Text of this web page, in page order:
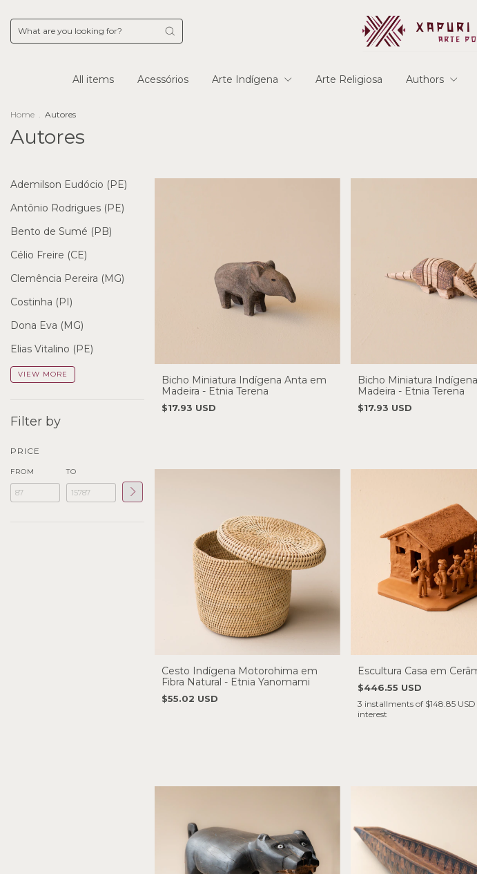
All items Acessórios Arte Indígena Arte Religiosa Authors
Home . Autores
Autores
Ademilson Eudócio (PE)
Antônio Rodrigues (PE)
Bento de Sumé (PB)
Célio Freire (CE)
Clemência Pereira (MG)
Costinha (PI)
Dona Eva (MG)
Elias Vitalino (PE)
VIEW MORE
Filter by
PRICE
FROM TO
Bicho Miniatura Indígena Anta em
Madeira - Etnia Terena
$17.93 USD
Bicho Miniatura
Madeira - Etnia Terena
$17.93 USD
Cesto Indígena Motorohima em
Fibra Natural - Etnia Yanomami
$55.02 USD
Escultura Casa em
$446.55 USD
3 installments of $148.85 USD
interest